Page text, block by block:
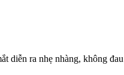
ra nhẹ nhàng, không